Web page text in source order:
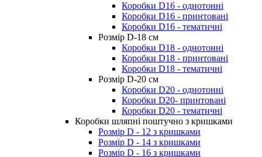
Коробки D16 - однотонні
Коробки D16 - принтовані
Коробки D16 - тематичні
Розмір D-18 cм
Коробки D18 - однотонні
Коробки D18 - принтовані
Коробки D18 - тематичні
Розмір D-20 cм
Коробки D20 - однотонні
Коробки D20- принтовані
Коробки D20 - тематичні
Коробки шляпні поштучно з кришками
Розмір D - 12 з кришками
Розмір D - 14 з кришками
Розмір D - 16 з кришками